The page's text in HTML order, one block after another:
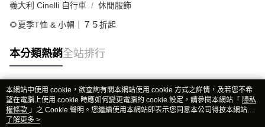
義大利 Cinelli 自行車 休閒服飾
🌻夏季T恤 & 小帽｜７５折起
本分類熱銷全站排行
熱門標籤
本網站中使用 cookie，欲查詢有關本網站使用 cookie 方式之詳情，及若您不希
望在電腦上使用 cookie 時應如何變更電腦的 cookie 設定，請參閱本網站「 隱私
權條款 」之 Cookie 聲明。您繼續使用本網站即表示您同意本公司得按本網站使
用條款之 Cookie 聲明使用 cookie。
了解更多 >